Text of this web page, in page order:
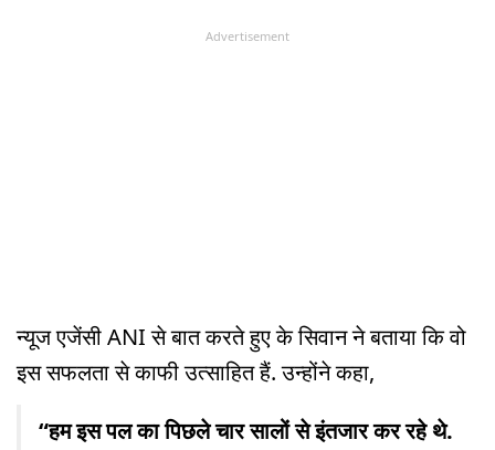
Advertisement
न्यूज एजेंसी ANI से बात करते हुए के सिवान ने बताया कि वो
इस सफलता से काफी उत्साहित हैं. उन्होंने कहा,
“हम इस पल का पिछले चार सालों से इंतजार कर रहे थे.